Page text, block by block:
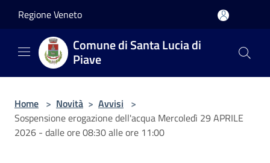
Regione Veneto
Comune di Santa Lucia di
Piave
Home > Novità > Avvisi >
Sospensione erogazione dell'acqua Mercoledì 29 APRILE
2026 - dalle ore 08:30 alle ore 11:00